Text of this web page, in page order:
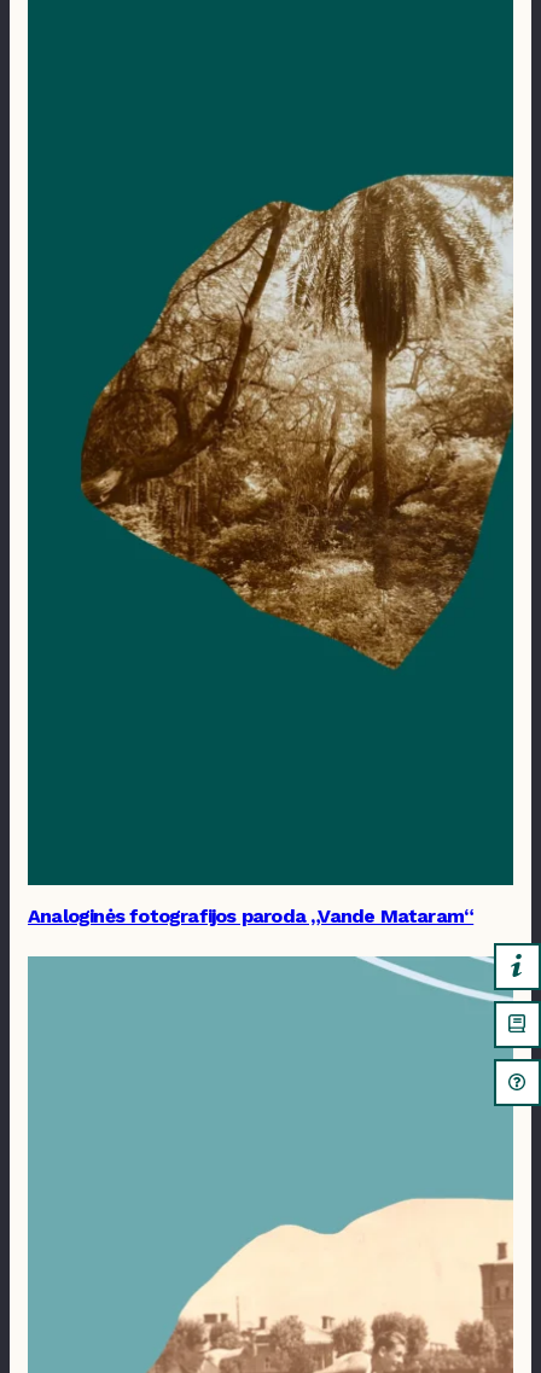
Analoginės fotografijos paroda „Vande Mataram“